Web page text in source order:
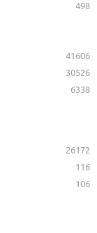
498
41606
30526
6338
26172
116
106